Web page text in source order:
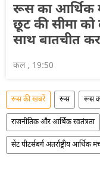
रूस का आर्थिक
छूट की सीमा
साथ बातचीत
कल , 19:50
रूस की खबरें रूस रूस
राजनीतिक और आर्थिक स्वतंत्रता
सेंट पीटर्सबर्ग अंतर्राष्ट्रीय आर्थिक